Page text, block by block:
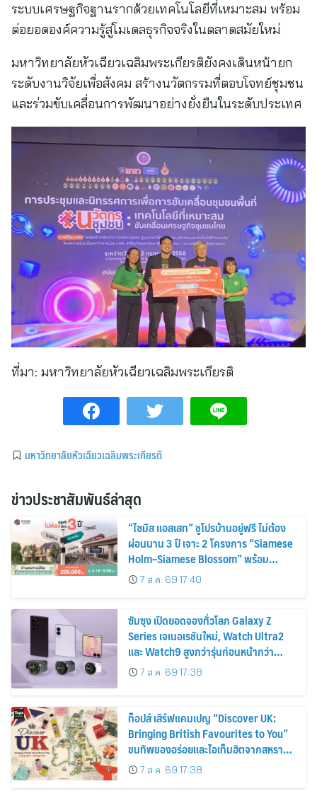
ระบบเศรษฐกิจฐานรากด้วยเทคโนโลยีที่เหมาะสม พร้อม
ต่อยอดองค์ความรู้สู่โมเดลธุรกิจจริงในตลาดสมัยใหม่
มหาวิทยาลัยหัวเฉียวเฉลิมพระเกียรติยังคงเดินหน้ายก
ระดับงานวิจัยเพื่อสังคม สร้างนวัตกรรมที่ตอบโจทย์ชุมชน
และร่วมขับเคลื่อนการพัฒนาอย่างยั่งยืนในระดับประเทศ
ที่มา: มหาวิทยาลัยหัวเฉียวเฉลิมพระเกียรติ
มหาวิทยาลัยหัวเฉียวเฉลิมพระเกียรติ
ข่าวประชาสัมพันธ์ล่าสุด
“ไซมิส แอสเสท” ชูโปรบ้านอยู่ฟรี ไม่ต้อง
ผ่อนนาน 3 ปี เจาะ 2 โครงการ “Siamese
Holm–Siamese Blossom” พร้อม
ส่วนลดและสิทธิพิเศษถึง 31 สิงหาคม
2569
7 ส.ค. 69 17:40
ซัมซุง เปิดยอดจองทั่วโลก Galaxy Z
Series เจเนอเรชันใหม่, Watch Ultra2
และ Watch9 สูงกว่ารุ่นก่อนหน้ากว่า
30%7 ส.ค. 69 17:38
ท็อปส์ เสิร์ฟแคมเปญ “Discover UK:
Bringing British Favourites to You”
ขนทัพของอร่อยและไอเท็มฮิตจากสหราช
อาณาจักร ส่งตรงถึงมือตั้งแต่วันนี้ – 18
สิงหาคมนี้
7 ส.ค. 69 17:38